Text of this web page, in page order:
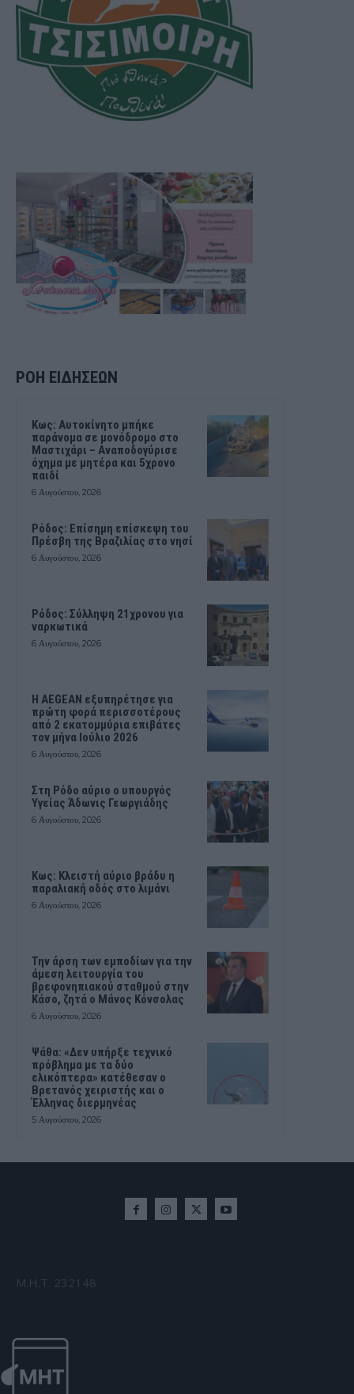
ΡΟΗ ΕΙΔΗΣΕΩΝ
Kως: Αυτοκίνητο μπήκε
παράνομα σε μονόδρομο στο
Μαστιχάρι – Αναποδογύρισε
όχημα με μητέρα και 5χρονο
παιδί
6 Αυγούστου, 2026
Ρόδος: Επίσημη επίσκεψη του
Πρέσβη της Βραζιλίας στο νησί
6 Αυγούστου, 2026
Ρόδος: Σύλληψη 21χρονου για
ναρκωτικά
6 Αυγούστου, 2026
Η AEGEAN εξυπηρέτησε για
πρώτη φορά περισσοτέρους
από 2 εκατομμύρια επιβάτες
τον μήνα Ιούλιο 2026
6 Αυγούστου, 2026
Στη Ρόδο αύριο ο υπουργός
Υγείας Άδωνις Γεωργιάδης
6 Αυγούστου, 2026
Κως: Κλειστή αύριο βράδυ η
παραλιακή οδός στο λιμάνι
6 Αυγούστου, 2026
Την άρση των εμποδίων για την
άμεση λειτουργία του
βρεφονηπιακού σταθμού στην
Κάσο, ζητά ο Μάνος Κόνσολας
6 Αυγούστου, 2026
Ψάθα: «Δεν υπήρξε τεχνικό
πρόβλημα με τα δύο
ελικόπτερα» κατέθεσαν ο
Βρετανός χειριστής και ο
Έλληνας διερμηνέας
5 Αυγούστου, 2026
Μ.Η.Τ. 232148